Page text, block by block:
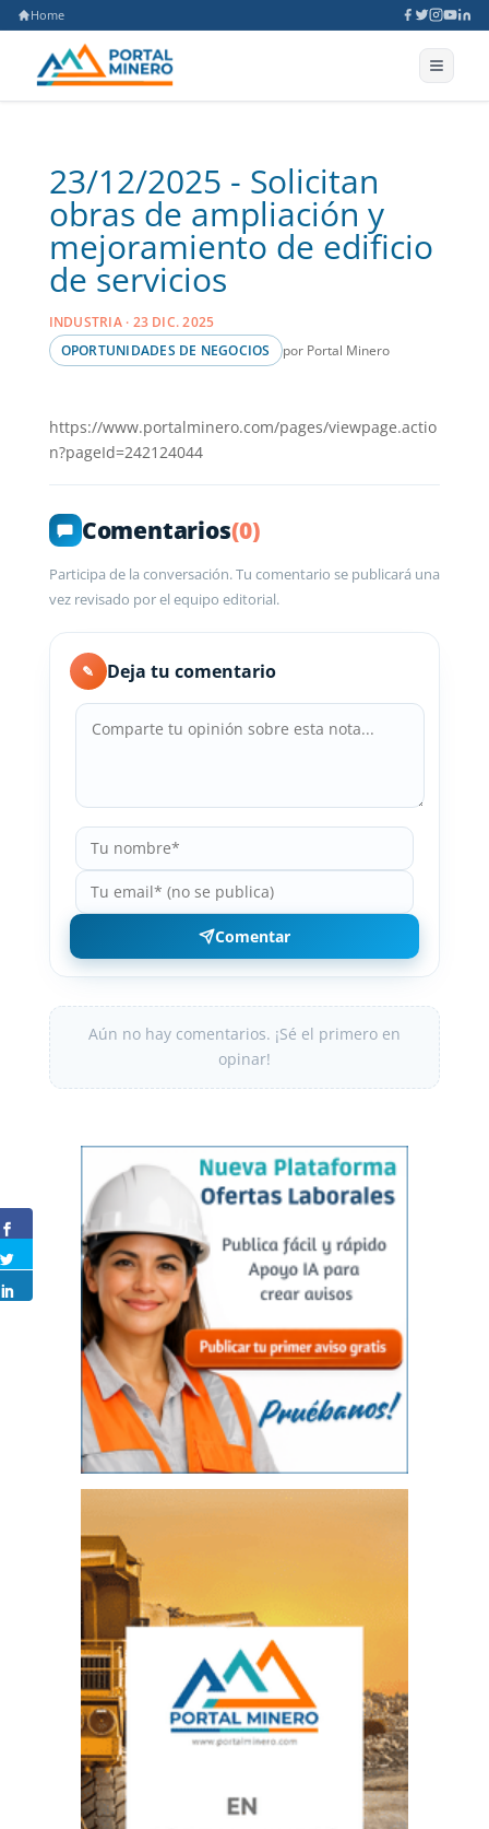
Home
23/12/2025 - Solicitan
obras de ampliación y
mejoramiento de edificio
de servicios
INDUSTRIA · 23 DIC. 2025
OPORTUNIDADES DE NEGOCIOS
por Portal Minero
https://www.portalminero.com/pages/viewpage.actio
n?pageId=242124044
Comentarios(0)
Participa de la conversación. Tu comentario se publicará una
vez revisado por el equipo editorial.
✎ Deja tu comentario
Comentar
Aún no hay comentarios. ¡Sé el primero en
opinar!